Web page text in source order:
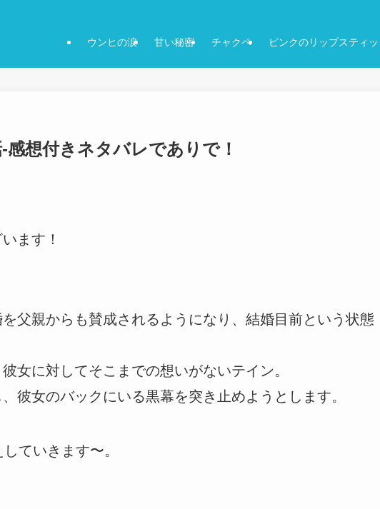
ウンヒの涙 甘い秘密 チャクペ ピンクのリップスティ
想付きネタバレでありで！
ます！
父親からも賛成されるようになり、結婚目前という状態
女に対してそこまでの想いがないテイン。
彼女のバックにいる黒幕を突き止めようとします。
ていきます〜。